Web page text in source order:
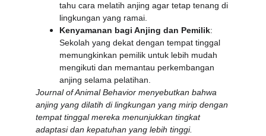
tahu cara melatih anjing agar tetap tenang di
lingkungan yang ramai.
Kenyamanan bagi Anjing dan Pemilik:
Sekolah yang dekat dengan tempat tinggal
memungkinkan pemilik untuk lebih mudah
mengikuti dan memantau perkembangan
anjing selama pelatihan.
Journal of Animal Behavior menyebutkan bahwa
anjing yang dilatih di lingkungan yang mirip dengan
tempat tinggal mereka menunjukkan tingkat
adaptasi dan kepatuhan yang lebih tinggi.